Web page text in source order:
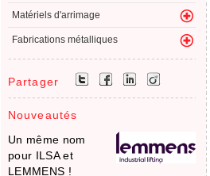
Matériels d'arrimage
Fabrications métalliques
Partager
Nouveautés
Un même nom
pour ILSA et
LEMMENS !